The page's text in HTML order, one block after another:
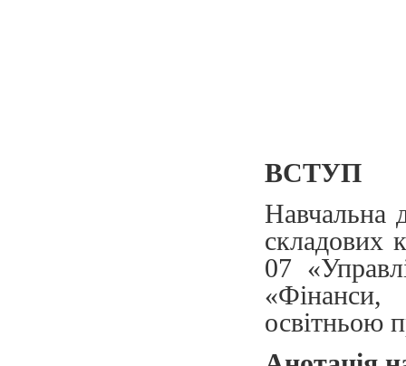
ВСТУП
Навчальна
складових
07
освітньою